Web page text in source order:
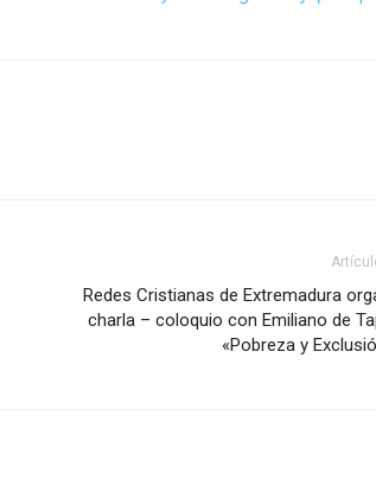
Redes Cristianas de Extremadura
charla – coloquio con Emiliano de
«Pobreza y